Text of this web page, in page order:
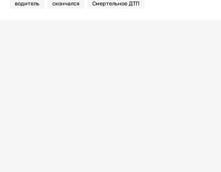
водитель скончался Смертельное ДТП